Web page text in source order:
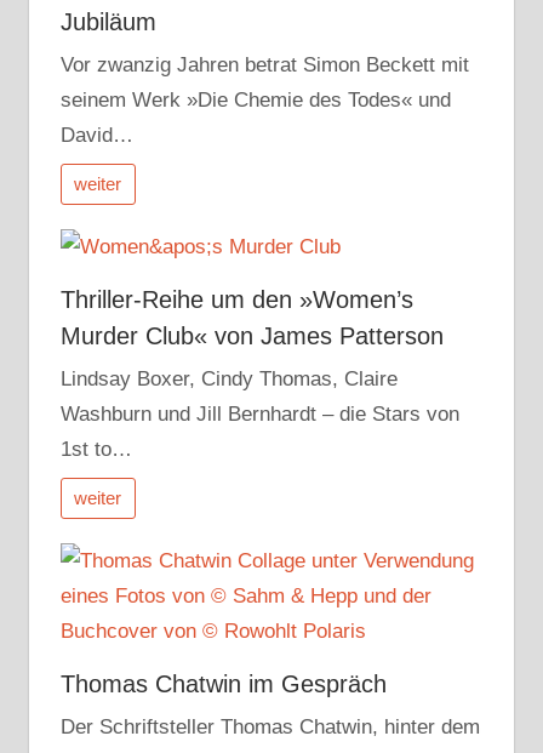
Jubiläum
Vor zwanzig Jahren betrat Simon Beckett mit
seinem Werk »Die Chemie des Todes« und
David…
weiter
Thriller-Reihe um den »Women’s
Murder Club« von James Patterson
Lindsay Boxer, Cindy Thomas, Claire
Washburn und Jill Bernhardt – die Stars von
1st to…
weiter
Thomas Chatwin im Gespräch
Der Schriftsteller Thomas Chatwin, hinter dem